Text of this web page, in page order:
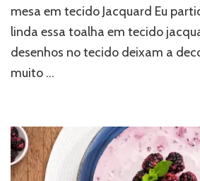
mesa em tecido Jacquard Eu
linda essa toalha em tecido
desenhos no tecido deixam a
muito …